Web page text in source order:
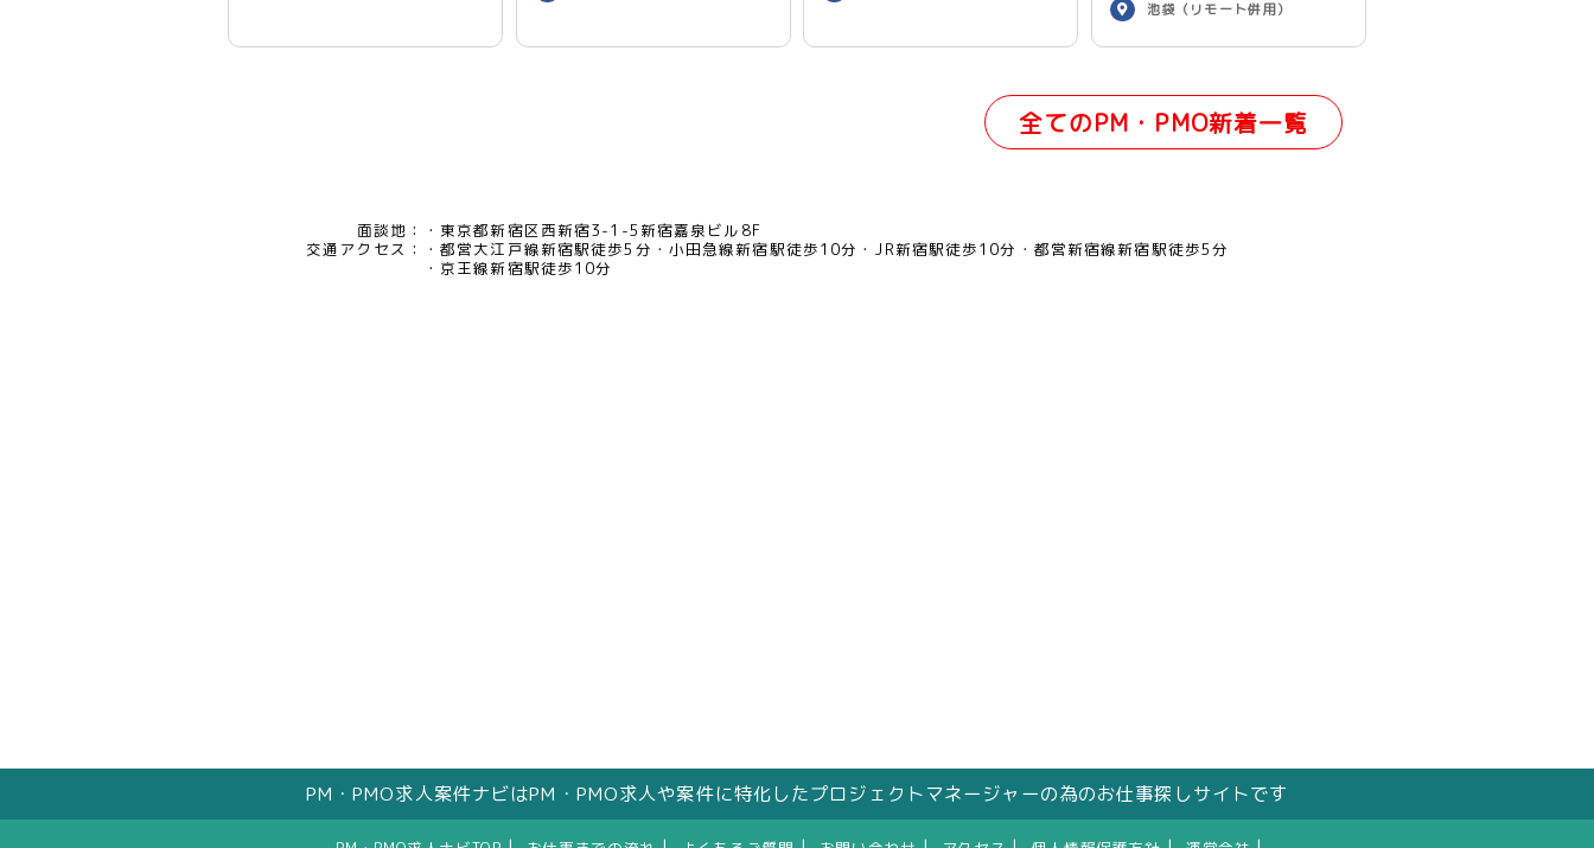
池袋（リモート併用）
全てのPM・PMO新着一覧
面談地：
東京都新宿区西新宿3-1-5新宿嘉泉ビル8F
交通アクセス：
都営大江戸線新宿駅徒歩5分 小田急線新宿駅徒歩10分 JR新宿駅徒歩10分
都営新宿線新宿駅徒歩5分
京王線新宿駅徒歩10分
PM・PMO求人案件ナビはPM・PMO求人や案件に特化したプロジェクトマネージャーの為のお仕事探しサイトです